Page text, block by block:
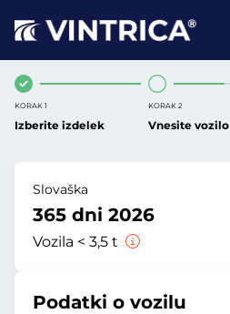
KORAK 1
Izberite izdelek
KORAK 2
Vnesite vozilo
Slovaška
365 dni 2026
Vozila < 3,5 t
Podatki o vozilu